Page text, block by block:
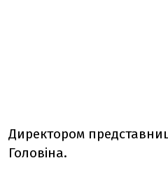
Директором
Головіна.